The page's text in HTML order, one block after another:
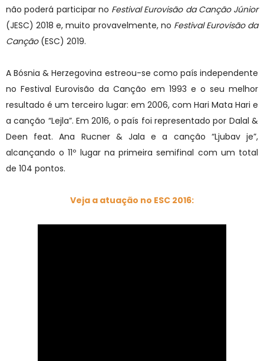
não poderá participar no Festival Eurovisão da Canção Júnior
(JESC) 2018 e, muito provavelmente, no Festival Eurovisão da
Canção (ESC) 2019.
A Bósnia & Herzegovina estreou-se como país independente
no Festival Eurovisão da Canção em 1993 e o seu melhor
resultado é um terceiro lugar: em 2006, com Hari Mata Hari e
a canção “Lejla”. Em 2016, o país foi representado por Dalal &
Deen feat. Ana Rucner & Jala e a canção “Ljubav je”,
alcançando o 11º lugar na primeira semifinal com um total
de 104 pontos.
Veja a atuação no ESC 2016: